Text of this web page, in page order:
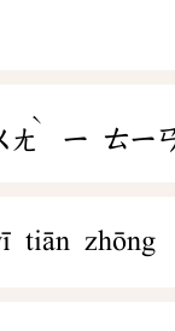
ㄤ
ˋ
ㄧ ㄊㄧ
tiān zhōng